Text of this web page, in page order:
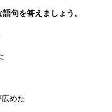
句を答えましょう。
めた